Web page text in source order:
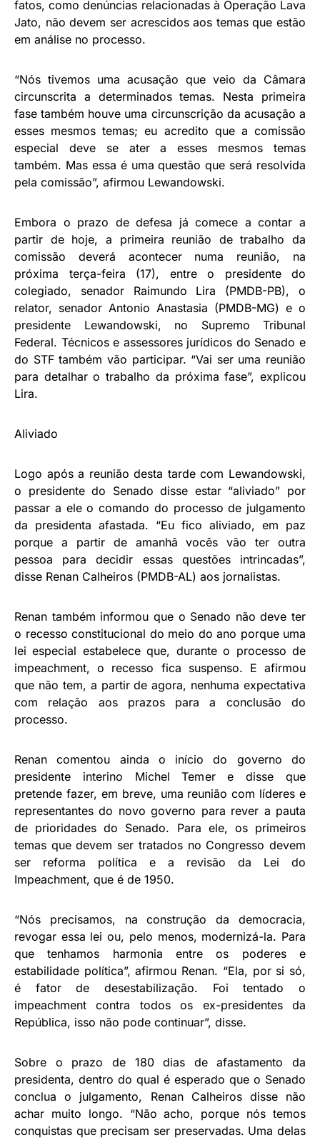
fatos, como denúncias relacionadas à Operação Lava
Jato, não devem ser acrescidos aos temas que estão
em análise no processo.
“Nós tivemos uma acusação que veio da Câmara
circunscrita a determinados temas. Nesta primeira
fase também houve uma circunscrição da acusação a
esses mesmos temas; eu acredito que a comissão
especial deve se ater a esses mesmos temas
também. Mas essa é uma questão que será resolvida
pela comissão”, afirmou Lewandowski.
Embora o prazo de defesa já comece a contar a
partir de hoje, a primeira reunião de trabalho da
comissão deverá acontecer numa reunião, na
próxima terça-feira (17), entre o presidente do
colegiado, senador Raimundo Lira (PMDB-PB), o
relator, senador Antonio Anastasia (PMDB-MG) e o
presidente Lewandowski, no Supremo Tribunal
Federal. Técnicos e assessores jurídicos do Senado e
do STF também vão participar. “Vai ser uma reunião
para detalhar o trabalho da próxima fase”, explicou
Lira.
Aliviado
Logo após a reunião desta tarde com Lewandowski,
o presidente do Senado disse estar “aliviado” por
passar a ele o comando do processo de julgamento
da presidenta afastada. “Eu fico aliviado, em paz
porque a partir de amanhã vocês vão ter outra
pessoa para decidir essas questões intrincadas”,
disse Renan Calheiros (PMDB-AL) aos jornalistas.
Renan também informou que o Senado não deve ter
o recesso constitucional do meio do ano porque uma
lei especial estabelece que, durante o processo de
impeachment, o recesso fica suspenso. E afirmou
que não tem, a partir de agora, nenhuma expectativa
com relação aos prazos para a conclusão do
processo.
Renan comentou ainda o início do governo do
presidente interino Michel Temer e disse que
pretende fazer, em breve, uma reunião com líderes e
representantes do novo governo para rever a pauta
de prioridades do Senado. Para ele, os primeiros
temas que devem ser tratados no Congresso devem
ser reforma política e a revisão da Lei do
Impeachment, que é de 1950.
“Nós precisamos, na construção da democracia,
revogar essa lei ou, pelo menos, modernizá-la. Para
que tenhamos harmonia entre os poderes e
estabilidade política”, afirmou Renan. “Ela, por si só,
é fator de desestabilização. Foi tentado o
impeachment contra todos os ex-presidentes da
República, isso não pode continuar”, disse.
Sobre o prazo de 180 dias de afastamento da
presidenta, dentro do qual é esperado que o Senado
conclua o julgamento, Renan Calheiros disse não
achar muito longo. “Não acho, porque nós temos
conquistas que precisam ser preservadas. Uma delas